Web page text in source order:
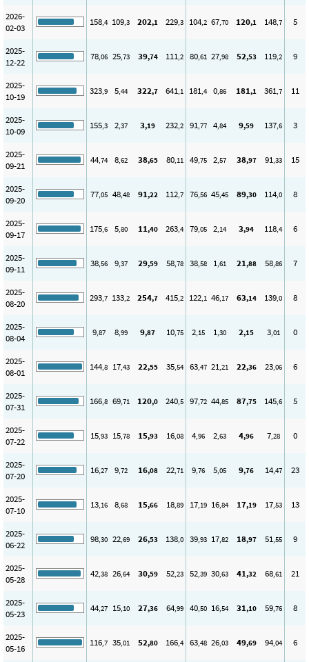
2026-
02-03
158,4 109,3 202,1 229,3 104,2 67,70 120,1 148,7 5
2025-
12-22
78,06 25,73 39,74 111,2 80,61 27,98 52,53 119,2 9
2025-
10-19
323,9 5,44 322,7 641,1 181,4 0,86 181,1 361,7 11
2025-
10-09
155,3 2,37 3,19 232,2 91,77 4,84 9,59 137,6 3
2025-
09-21
44,74 8,62 38,65 80,11 49,75 2,57 38,97 91,33 15
2025-
09-20
77,05 48,48 91,22 112,7 76,56 45,45 89,30 114,0 8
2025-
09-17
175,6 5,80 11,40 263,4 79,05 2,14 3,94 118,4 6
2025-
09-11
38,56 9,37 29,59 58,78 38,58 1,61 21,88 58,86 7
2025-
08-20
293,7 133,2 254,7 415,2 122,1 46,17 63,14 139,0 8
2025-
08-04
9,87 8,99 9,87 10,75 2,15 1,30 2,15 3,01 0
2025-
08-01
144,8 17,43 22,55 35,54 63,47 21,21 22,36 23,06 6
2025-
07-31
166,8 69,71 120,0 240,5 97,72 44,85 87,75 145,6 5
2025-
07-22
15,93 15,78 15,93 16,08 4,96 2,63 4,96 7,28 0
2025-
07-20
16,27 9,72 16,08 22,71 9,76 5,05 9,76 14,47 23
2025-
07-10
13,16 8,68 15,66 18,89 17,19 16,84 17,19 17,53 13
2025-
06-22
98,30 22,69 26,53 138,0 39,93 17,82 18,97 51,55 9
2025-
05-28
42,38 26,64 30,59 52,23 52,39 30,63 41,32 68,61 21
2025-
05-23
44,27 15,10 27,36 64,99 40,50 16,54 31,10 59,76 8
2025-
05-16
116,7 35,01 52,80 166,4 63,48 26,03 49,69 94,04 6